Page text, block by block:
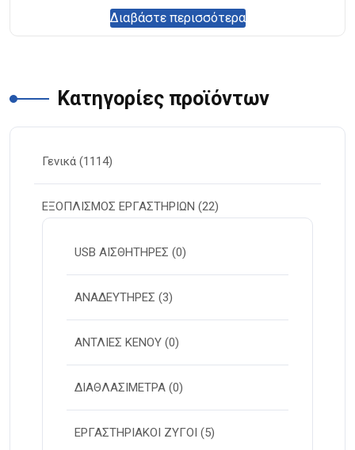
Διαβάστε περισσότερα
Κατηγορίες προϊόντων
Γενικά (1114)
ΕΞΟΠΛΙΣΜΟΣ ΕΡΓΑΣΤΗΡΙΩΝ (22)
USB ΑΙΣΘΗΤΗΡΕΣ (0)
ΑΝΑΔΕΥΤΗΡΕΣ (3)
ΑΝΤΛΙΕΣ ΚΕΝΟΥ (0)
ΔΙΑΘΛΑΣΙΜΕΤΡΑ (0)
ΕΡΓΑΣΤΗΡΙΑΚΟΙ ΖΥΓΟΙ (5)